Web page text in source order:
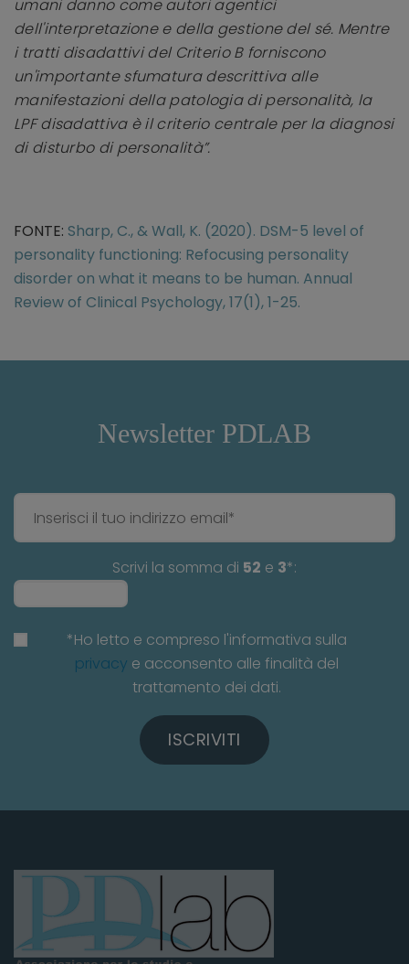
umani danno come autori agentici
dell'interpretazione e della gestione del sé. Mentre
i tratti disadattivi del Criterio B forniscono
un'importante sfumatura descrittiva alle
manifestazioni della patologia di personalità, la
LPF disadattiva è il criterio centrale per la diagnosi
di disturbo di personalità”.
FONTE: Sharp, C., & Wall, K. (2020). DSM-5 level of
personality functioning: Refocusing personality
disorder on what it means to be human. Annual
Review of Clinical Psychology, 17(1), 1-25.
Newsletter PDLAB
Scrivi la somma di 52 e 3*:
*Ho letto e compreso l'informativa sulla
privacy e acconsento alle finalità del
trattamento dei dati.
ISCRIVITI